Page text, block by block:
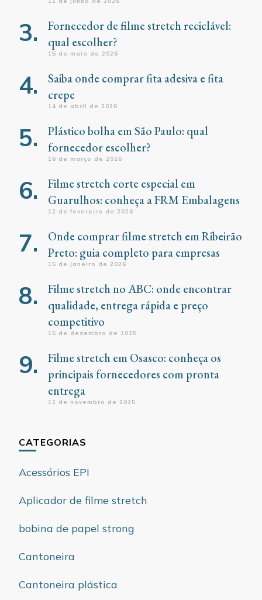
Fornecedor de filme stretch reciclável:
qual escolher?
15 de maio de 2026
Saiba onde comprar fita adesiva e fita
crepe
14 de abril de 2026
Plástico bolha em São Paulo: qual
fornecedor escolher?
16 de março de 2026
Filme stretch corte especial em
Guarulhos: conheça a FRM Embalagens
12 de fevereiro de 2026
Onde comprar filme stretch em Ribeirão
Preto: guia completo para empresas
15 de janeiro de 2026
Filme stretch no ABC: onde encontrar
qualidade, entrega rápida e preço
competitivo
15 de dezembro de 2025
Filme stretch em Osasco: conheça os
principais fornecedores com pronta
entrega
12 de novembro de 2025
CATEGORIAS
Acessórios EPI
Aplicador de filme stretch
bobina de papel strong
Cantoneira
Cantoneira plástica